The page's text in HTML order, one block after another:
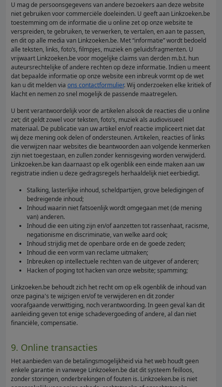
U mag de persoonsgegevens van andere bezoekers aan deze website
niet gebruiken voor commerciële doeleinden. U geeft aan Linkzoeken.be
toestemming om de informatie die u online zet op onze website te
verspreiden, te gebruiken, te verwerken, te vertalen, en aan te passen,
en dit op alle media van Linkzoeken.be. Met “informatie” wordt bedoeld
alle teksten, links, foto’s, filmpjes, muziek en geluidsfragmenten. U
vrijwaart Linkzoeken.be voor mogelijke claims van derden m.b.t. hun
auteursrechtelijke of andere rechten op deze informatie. Indien u meent
dat bepaalde informatie op onze website een inbreuk vormt op de wet
kan u dit melden via ons contactformulier. Wij onderzoeken elke kritiek of
klacht en nemen zo snel mogelijk de passende maatregelen.
U bent verantwoordelijk voor de artikelen alsook de reacties die u online
zet; dit geldt zowel voor teksten, foto’s, muziek als audiovisueel
materiaal. De publicatie van uw artikel en/of reactie impliceert niet dat
wij deze mening ook delen of ondersteunen. Artikelen, reacties of links
die verwijzen naar websites die beantwoorden aan volgende kenmerken
zijn niet toegestaan, en zullen zonder kennisgeving worden verwijderd.
Linkzoeken.be kan daarnaast op elk ogenblik een einde maken aan uw
registratie indien u deze gedragsregels herhaaldelijk niet eerbiedigt.
Stalking, lasterlijke inhoud, scheldpartijen, grove beledigingen of
bedreigende inhoud;
Inhoud waarin niet fatsoenlijk wordt omgegaan met (de mening
van) anderen.
Inhoud die een uiting zijn en/of aanzetten tot rassenhaat, racisme,
negationisme en discriminatie, van welke aard ook;
Inhoud strijdig met de openbare orde en de goede zeden;
Inhoud die een vorm van reclame uitmaken;
Inbreuken op intellectuele rechten van de uitgever of anderen;
Hacken of poging tot hacken van onze website; spamming;
Linkzoeken.be behoudt zich het recht om op elk ogenblik de inhoud van
onze pagina's te wijzigen en/of te verwijderen en dit zonder
voorafgaande verwittiging, noch verantwoording. In geen geval kan dit
aanleiding geven tot enige schadevergoeding of andere, al dan niet
financiële, compensatie.
9. Online transacties
Het aanbieden van de betalingsmogelijkheid via het web houdt geen
enkele garantie in vanwege Linkzoeken.be dat dit systeem feilloos,
zonder storingen, onderbrekingen of fouten is. Linkzoeken.be is niet